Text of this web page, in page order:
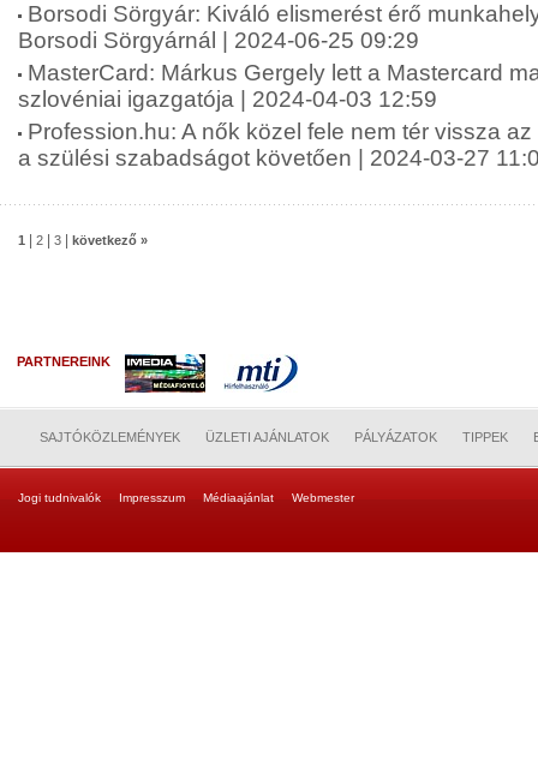
Borsodi Sörgyár: Kiváló elismerést érő
Borsodi Sörgyárnál | 2024-06-25 09:29
MasterCard: Márkus Gergely lett a Mastercard
szlovéniai igazgatója | 2024-04-03 12:59
Profession.hu: A nők közel fele nem tér vissza
a szülési szabadságot követően | 2024-03-27
1 2 3 következő »
PARTNEREINK
SAJTÓKÖZLEMÉNYEK ÜZLETI AJÁNLATOK PÁLYÁZATOK TIPPEK
Jogi tudnivalók Impresszum Médiaajánlat Webmester